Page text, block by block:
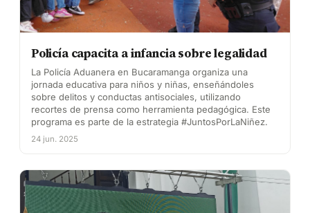
Policía capacita a infancia sobre legalidad
La Policía Aduanera en Bucaramanga organiza una
jornada educativa para niños y niñas, enseñándoles
sobre delitos y conductas antisociales, utilizando
recortes de prensa como herramienta pedagógica. Este
programa es parte de la estrategia #JuntosPorLaNiñez.
24 jun. 2025